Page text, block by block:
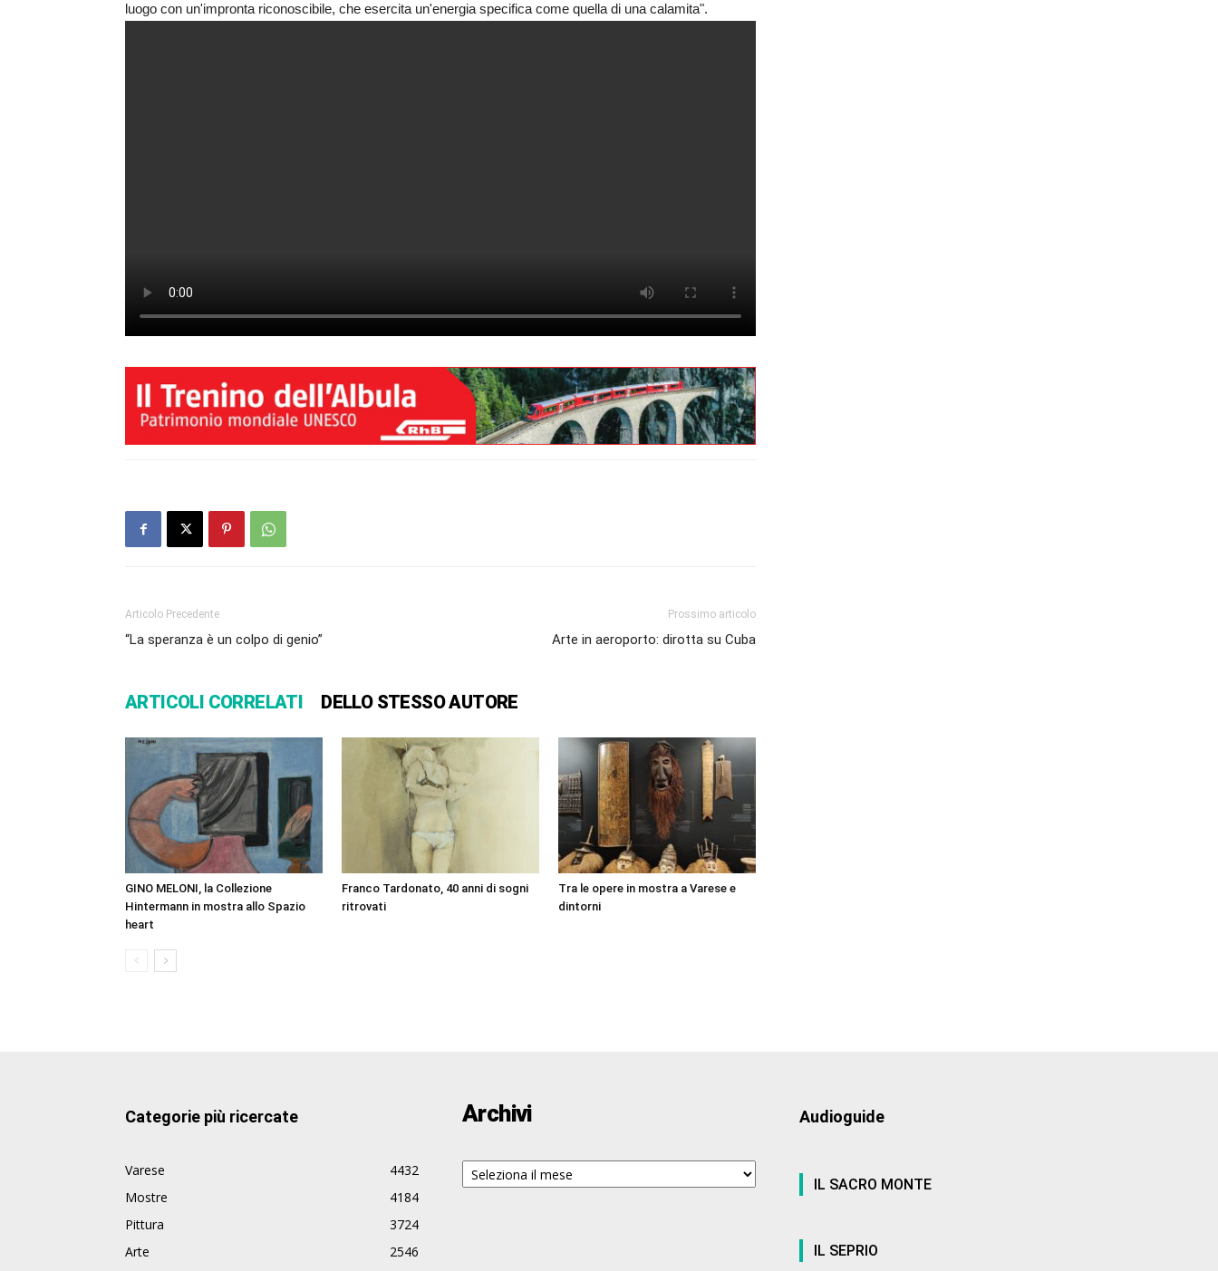
luogo con un'impronta riconoscibile, che esercita un'energia specifica come quella di una calamita".
Articolo Precedente
“La speranza è un colpo di genio”
Prossimo articolo
Arte in aeroporto: dirotta su Cuba
ARTICOLI CORRELATI DELLO STESSO AUTORE
GINO MELONI, la Collezione
Hintermann in mostra allo Spazio
heart
Franco Tardonato, 40 anni di sogni
ritrovati
Tra le opere in mostra a Varese e
dintorni
Categorie più ricercate
Varese
4432
Mostre
4184
Pittura
3724
Arte
2546
Archivi
Archivi
Audioguide
IL SACRO MONTE
IL SEPRIO